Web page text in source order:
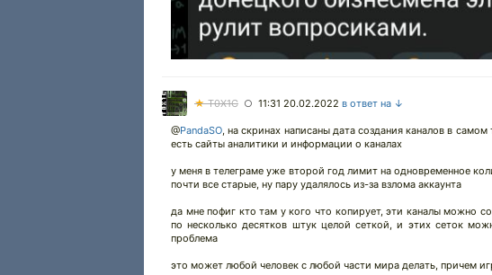
★T0X1C ○ 11:31 20.02.2022 в ответ на ↓
@PandaSO, на скринах написаны дата создания каналов в
есть сайты аналитики и информации о каналах
у меня в телеграме уже второй год лимит на одновременное
почти все старые, ну пару удалялось из-за взлома аккаунта
да мне пофиг кто там у кого что копирует, эти каналы можно
по несколько десятков штук целой сеткой, и этих сеток
проблема
это может любой человек с любой части мира делать, причем